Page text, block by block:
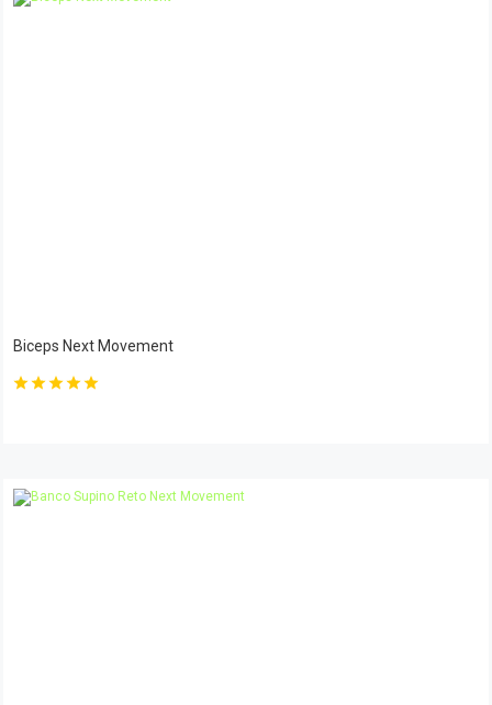
Biceps Next Movement